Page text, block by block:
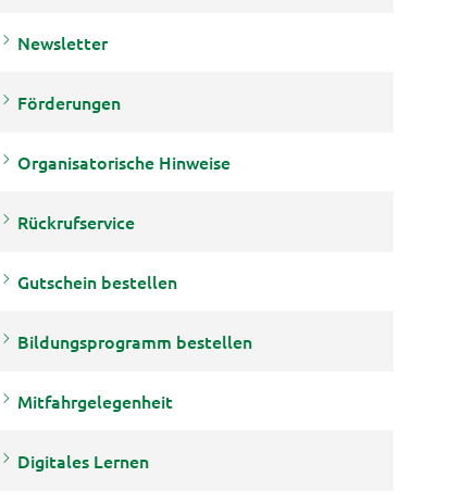
Newsletter
Förderungen
Organisatorische Hinweise
Rückrufservice
Gutschein bestellen
Bildungsprogramm bestellen
Mitfahrgelegenheit
Digitales Lernen